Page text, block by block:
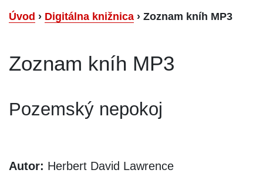
Úvod › Digitálna knižnica › Zoznam kníh MP3
Zoznam kníh MP3
Pozemský nepokoj
Autor: Herbert David Lawrence